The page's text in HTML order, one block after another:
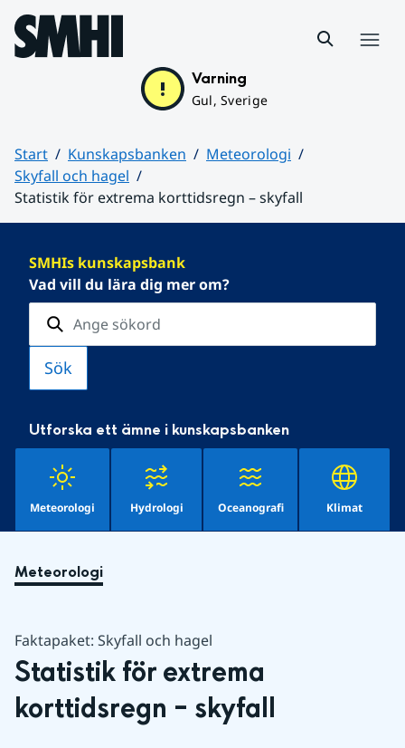
Hoppa till sidans innehåll
Varning
Gul, Sverige
Start Kunskapsbanken
Meteorologi
Skyfall och hagel
Statistik för extrema korttidsregn – skyfall
SMHIs kunskapsbank
Vad vill du lära dig mer om?
Utforska ett ämne i kunskapsbanken
Meteorologi Hydrologi Oceanografi Klimat
Meteorologi
Faktapaket: Skyfall och hagel
Statistik för extrema
korttidsregn – skyfall